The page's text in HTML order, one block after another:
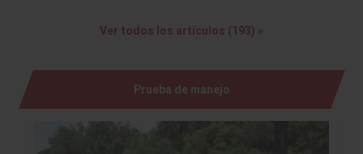
Ver todos los artículos (193) »
Prueba de manejo